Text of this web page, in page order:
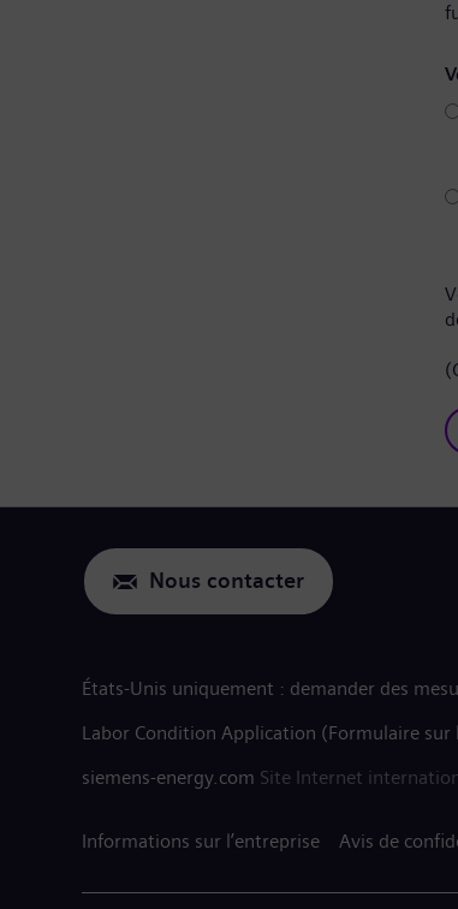
Nous contacter
États-Unis uniquement : demander des
Labor Condition Application (Formulaire sur
siemens-energy.com Site Internet
Informations sur l’entreprise Avis de